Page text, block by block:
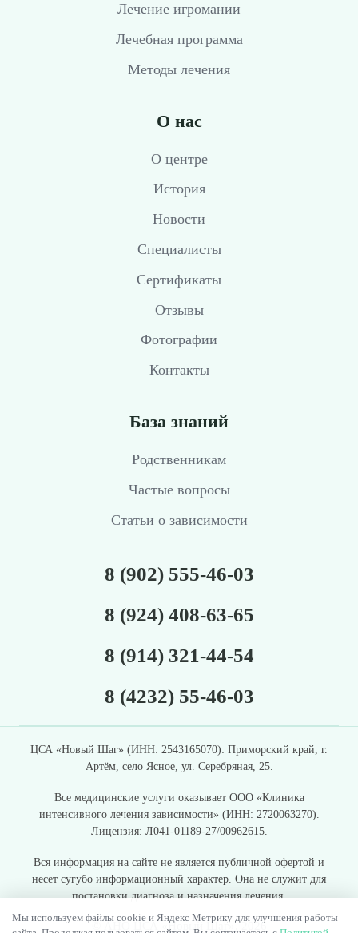
Лечение игромании
Лечебная программа
Методы лечения
О нас
О центре
История
Новости
Специалисты
Сертификаты
Отзывы
Фотографии
Контакты
База знаний
Родственникам
Частые вопросы
Статьи о зависимости
8 (902) 555-46-03
8 (924) 408-63-65
8 (914) 321-44-54
8 (4232) 55-46-03
ЦСА «Новый Шаг» (ИНН: 2543165070): Приморский край, г.
Артём, село Ясное, ул. Серебряная, 25.
Все медицинские услуги оказывает ООО «Клиника
интенсивного лечения зависимости» (ИНН: 2720063270).
Лицензия: Л041-01189-27/00962615.
Вся информация на сайте не является публичной офертой и
несет сугубо информационный характер. Она не служит для
постановки диагноза и назначения лечения.
© АНО ЦСА «Новый Шаг». 2026
Мы используем файлы cookie и Яндекс Метрику для улучшения работы